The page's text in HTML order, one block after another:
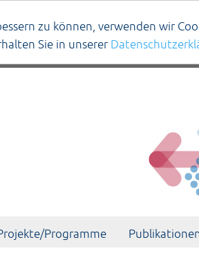
zu können, verwenden wir
Sie in unserer
Programme